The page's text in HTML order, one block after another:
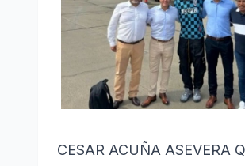
CESAR ACUÑA ASEVERA